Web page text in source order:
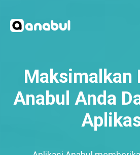
Maksimalkan
Anabul Anda